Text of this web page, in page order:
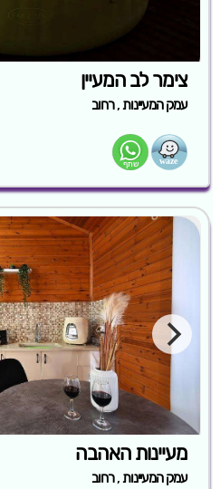
צימר לב המעיין
עמק המעיינות,רחוב
מעיינות האהבה
עמק המעיינות,רחוב